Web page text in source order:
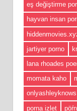
eş değiştirme
hayvan insan
jartiyer porno
lana rhoades
momata kaho
onlyashleyknows
porna izlet